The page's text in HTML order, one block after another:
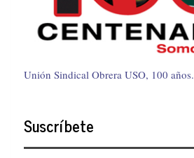
Unión Sindical Obrera USO, 100 años.
Suscríbete